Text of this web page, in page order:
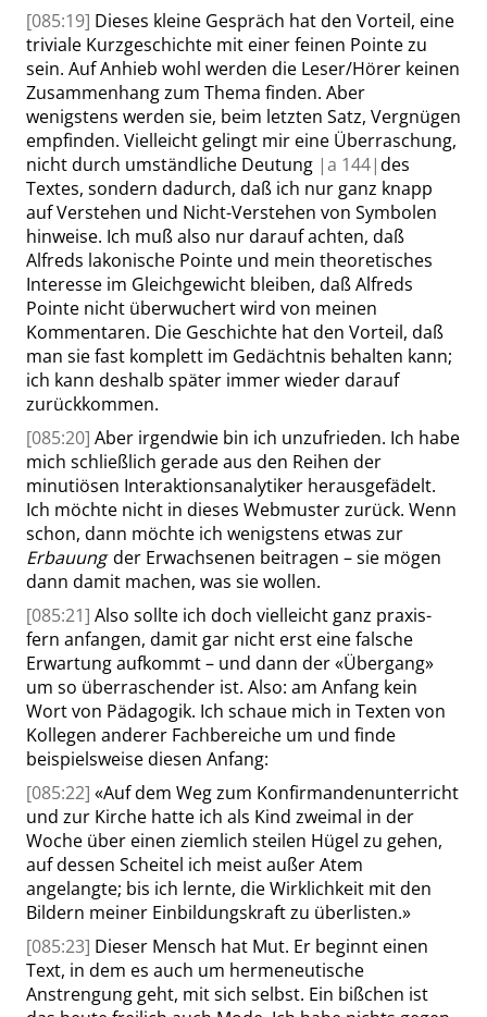
[085:19] Dieses kleine Gespräch hat den Vorteil, eine
triviale Kurzgeschichte mit einer feinen Pointe zu
sein. Auf Anhieb wohl werden die Leser/Hörer keinen
Zusammenhang zum Thema finden. Aber
wenigstens werden sie, beim letzten Satz, Vergnügen
empfinden. Vielleicht gelingt mir eine Überraschung,
nicht durch umständliche Deutung |a 144|des
Textes, sondern dadurch, daß ich nur ganz knapp
auf Verstehen und Nicht-Verstehen von Symbolen
hinweise. Ich muß also nur darauf achten, daß
Alfreds lakonische Pointe und mein theoretisches
Interesse im Gleichgewicht bleiben, daßAlfreds
Pointe nicht überwuchert wird von meinen
Kommentaren. Die Geschichte hat den Vorteil, daß
man sie fast komplett im Gedächtnis behalten kann;
ich kann deshalb später immer wieder darauf
zurückkommen.
[085:20] Aber irgendwie bin ich unzufrieden. Ich habe
mich schließlich gerade aus den Reihen der
minutiösen Interaktionsanalytiker herausgefädelt.
Ich möchte nicht in dieses Webmuster zurück. Wenn
schon, dann möchte ich wenigstens etwas zur
Erbauungder Erwachsenen beitragen – sie mögen
dann damit machen, was sie wollen.
[085:21] Also sollte ich doch vielleicht ganz praxis-
fern anfangen, damit gar nicht erst eine falsche
Erwartung aufkommt – und dann der«Übergang»
um so überraschender ist. Also: am Anfang kein
Wort von Pädagogik. Ich schaue mich in Texten von
Kollegen anderer Fachbereiche um und finde
beispielsweise diesen Anfang:
[085:22] «Auf dem Weg zum Konfirmandenunterricht
und zur Kirche hatte ich als Kind zweimal in der
Woche über einen ziemlich steilen Hügel zu gehen,
auf dessen Scheitel ich meist außer Atem
angelangte; bis ich lernte, die Wirklichkeit mit den
Bildern meiner Einbildungskraft zu überlisten.»
[085:23] Dieser Mensch hat Mut. Er beginnt einen
Text, in dem es auch um hermeneutische
Anstrengung geht, mit sich selbst. Ein bißchen ist